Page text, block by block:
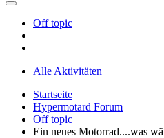
Off topic
Alle Aktivitäten
Startseite
Hypermotard Forum
Off topic
Ein neues Motorrad....was